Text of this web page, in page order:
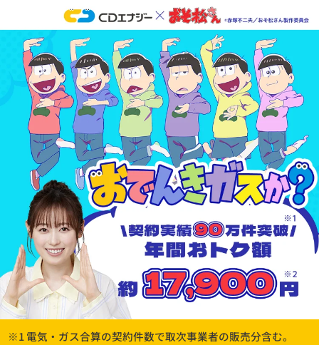
※1 電気・ガス合算の契約件数で取次事業者の販売分含む。